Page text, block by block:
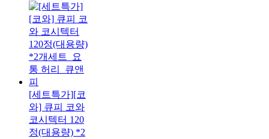
[세트특가][코
와] 큐피 코와
코시텍터 120
정(대용량) *2